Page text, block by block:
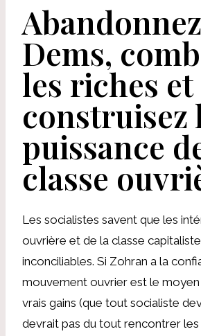
Dems,
les riches et
construisez
puissance
classe
Les socialistes savent que les
ouvrière et de la classe
inconciliables. Si Zohran a la
mouvement ouvrier est le
vrais gains (que tout socialiste
devrait pas du tout rencontrer les